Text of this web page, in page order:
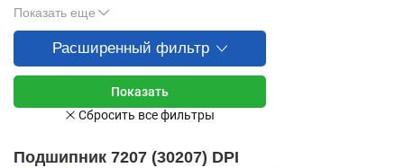
Показать еще
Расширенный фильтр
Подшипник 7207 (30207) DPI